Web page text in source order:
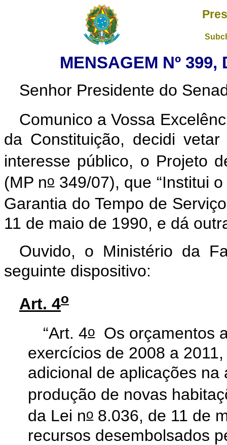
MENSAGEM Nº 399,
Senhor Presidente do
Comunico a Vossa
da Constituição, decidi
interesse público, o Projeto
(MP no349/07), que “Institui
Garantia do Tempo de
11 de maio de 1990, e dá
Ouvido, o Ministério da
seguinte dispositivo:
Art. 4o
“Art. 4oOs orçamentos
exercícios de 2008 a
adicional de aplicações
produção de novas
da Lei no8.036, de 11 de
recursos desembolsados